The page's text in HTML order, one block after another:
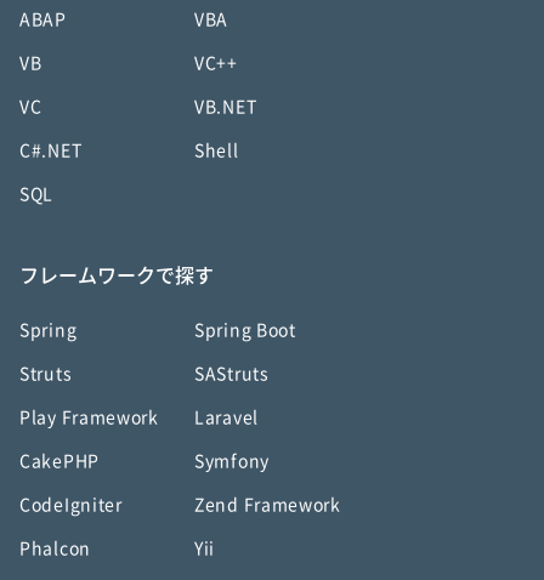
ABAP VBA
VB VC++
VC VB.NET
C#.NET Shell
SQL
フレームワークで探す
Spring Spring Boot
Struts SAStruts
Play Framework Laravel
CakePHP Symfony
CodeIgniter Zend Framework
Phalcon Yii